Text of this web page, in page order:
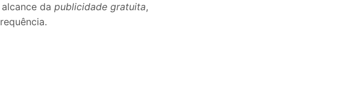
da publicidade gratuita,